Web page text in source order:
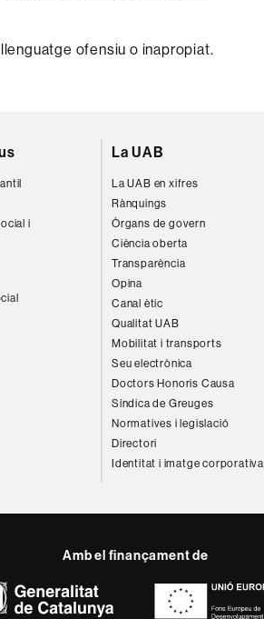
ofensiu o inapropiat.
i
La UAB
La UAB en xifres
Rànquings
Òrgans de govern
Ciència oberta
Transparència
Opina
Canal ètic
Qualitat UAB
Mobilitat i transports
Seu electrònica
Doctors Honoris Causa
Síndica de Greuges
Normatives i legislació
Directori
Identitat i imatge corporativa
Amb el finançament de